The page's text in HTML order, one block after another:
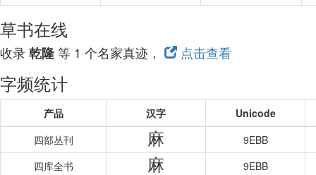
草书在线
收录乾隆等 1 个名家真迹， 点击查看
字频统计
产品 汉字
Unicode
四部丛刊
麻
9EBB
四库全书
麻
9EBB